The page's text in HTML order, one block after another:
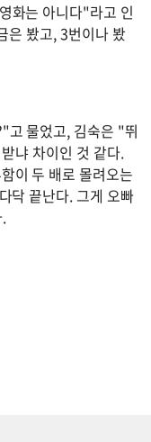
화는 아니다"라고 인
은 봤고, 3번이나 봤
고 물었고, 김숙은 "뛰
냐 차이인 것 같다.
이 두 배로 몰려오는
닥 끝난다. 그게 오빠